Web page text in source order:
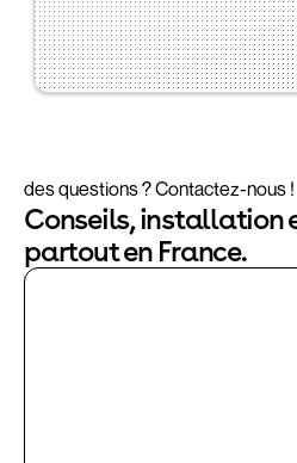
des questions ? Contactez-nous !
Conseils, installation
partout en France.